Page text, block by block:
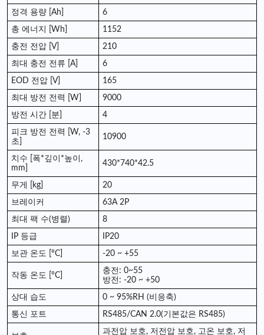
정격 용량 [Ah] 6
총 에너지 [Wh] 1152
충전 전압 [V] 210
최대 충전 전류 [A] 6
EOD 전압 [V] 165
최대 방전 전력 [W] 9000
방전 시간 [분] 4
피크 방전 전력 [W, -3
초]
10900
치수 [폭*깊이*높이,
mm]
430*740*42.5
무게 [kg] 20
브레이커 63A 2P
최대 팩 수(병렬) 8
IP 등급 IP20
보관 온도 [°C] -20 ~ +55
작동 온도 [°C]
충전: 0~55
방전: -20 ~ +50
상대 습도 0 ~ 95%RH (비응축)
통신 포트 RS485/CAN 2.0(기본값은 RS485)
과전압 보호, 저전압 보호, 고온 보호, 저